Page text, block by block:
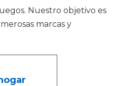
Nuestro objetivo es
marcas y